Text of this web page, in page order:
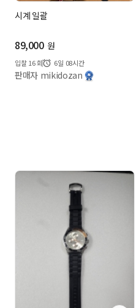
시계 일괄
89,000 원
입찰 16회 6일 08시간
판매자 mikidozan